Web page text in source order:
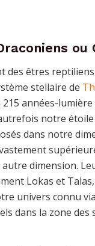
ou
des êtres
stellaire de
215 années-
notre
dans notre
autre dimension.
Lokas et
univers connu
dans la zone des